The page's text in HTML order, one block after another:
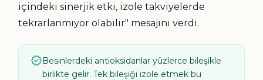
içindeki sinerjik etki, izole takviyelerde
tekrarlanmıyor olabilir" mesajını verdi.
verifiedBesinlerdeki antioksidanlar yüzlerce bileşikle
birlikte gelir. Tek bileşiği izole etmek bu